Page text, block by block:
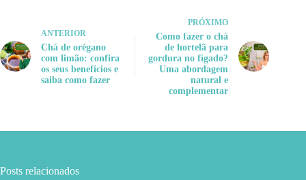
ANTERIOR
Chá de orégano
com limão: confira
os seus benefícios e
saiba como fazer
PRÓXIMO
Como fazer o chá
de hortelã para
gordura no fígado?
Uma abordagem
natural e
complementar
Posts relacionados